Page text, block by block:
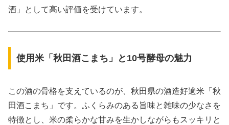
酒」として高い評価を受けています。
使用米「秋田酒こまち」と10号酵母の魅力
この酒の骨格を支えているのが、秋田県の酒造好適米「秋
田酒こまち」です。ふくらみのある旨味と雑味の少なさを
特徴とし、米の柔らかな甘みを生かしながらもスッキリと